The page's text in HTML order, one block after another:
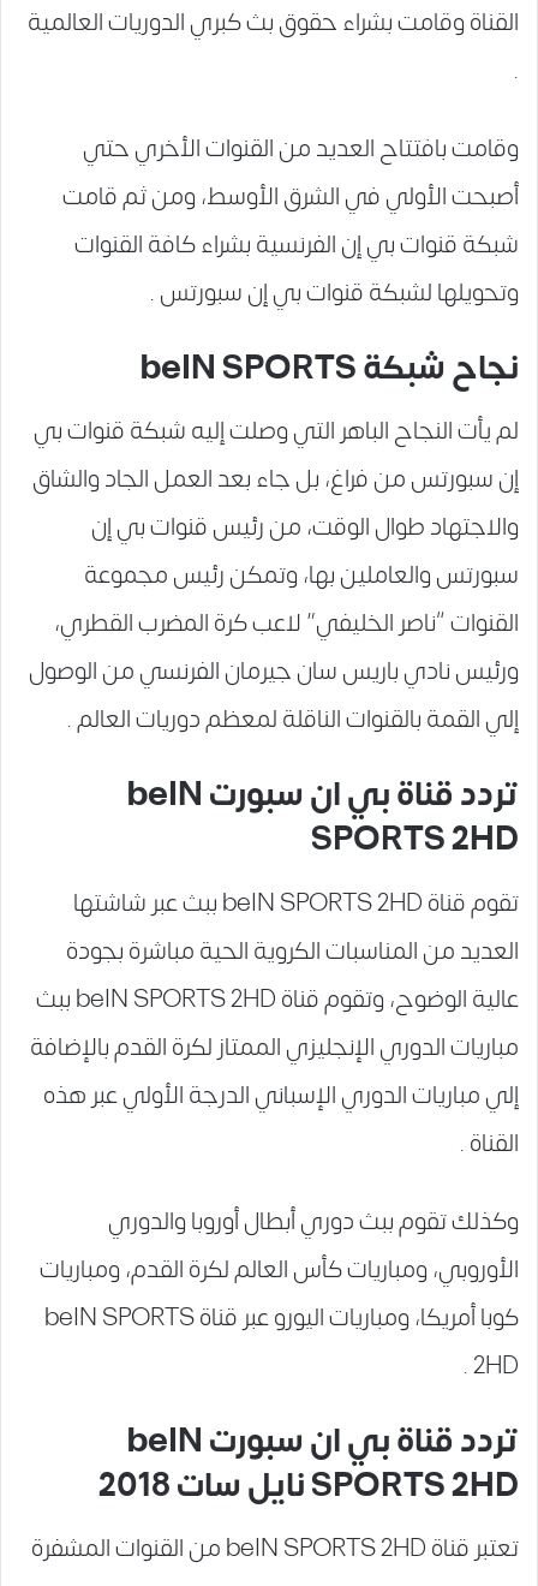
القناة وقامت بشراء حقوق بث كبري الدوريات العالمية
.
وقامت بافتتاح العديد من القنوات الأخري حتي
أصبحت الأولي في الشرق الأوسط، ومن ثم قامت
شبكة قنوات بي إن الفرنسية بشراء كافة القنوات
وتحويلها لشبكة قنوات بي إن سبورتس .
نجاح شبكة beIN SPORTS
لم يأت النجاح الباهر التي وصلت إليه شبكة قنوات بي
إن سبورتس من فراغ، بل جاء بعد العمل الجاد والشاق
والاجتهاد طوال الوقت، من رئيس قنوات بي إن
سبورتس والعاملين بها، وتمكن رئيس مجموعة
القنوات “ناصر الخليفي” لاعب كرة المضرب القطري،
ورئيس نادي باريس سان جيرمان الفرنسي من الوصول
إلي القمة بالقنوات الناقلة لمعظم دوريات العالم .
تردد قناة بي ان سبورت beIN
SPORTS 2HD
تقوم قناة beIN SPORTS 2HD ببث عبر شاشتها
العديد من المناسبات الكروية الحية مباشرة بجودة
عالية الوضوح، وتقوم قناة beIN SPORTS 2HD ببث
مباريات الدوري الإنجليزي الممتاز لكرة القدم بالإضافة
إلي مباريات الدوري الإسباني الدرجة الأولي عبر هذه
القناة .
وكذلك تقوم ببث دوري أبطال أوروبا والدوري
الأوروبي، ومباريات كأس العالم لكرة القدم، ومباريات
كوبا أمريكا، ومباريات اليورو عبر قناة beIN SPORTS
2HD .
تردد قناة بي ان سبورت beIN
SPORTS 2HD نايل سات 2018
تعتبر قناة beIN SPORTS 2HD من القنوات المشفرة